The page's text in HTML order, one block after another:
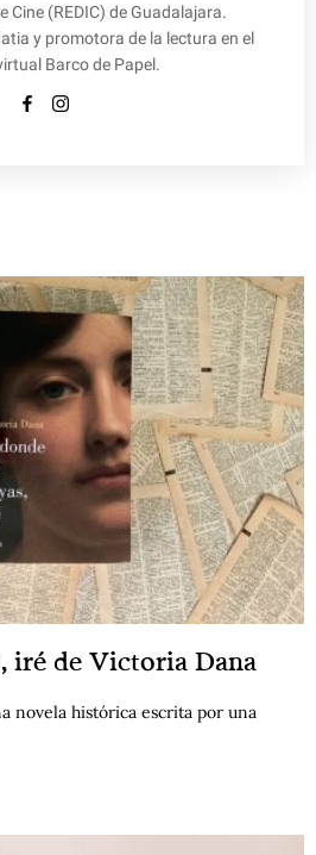
Cine (REDIC) de Guadalajara.
y promotora de la lectura en el
Barco de Papel.
iré de Victoria Dana
novela histórica escrita por una